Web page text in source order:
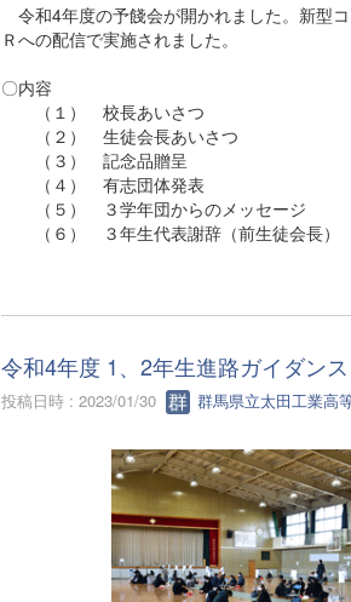
令和4年度の予餞会が開かれました。新型
Ｒへの配信で実施されました。
〇内容
（１） 校長あいさつ
（２） 生徒会長あいさつ
（３） 記念品贈呈
（４） 有志団体発表
（５） ３学年団からのメッセージ
（６） ３年生代表謝辞（前生徒会長）
令和4年度 1、2年生進路ガイダンス
投稿日時 : 2023/01/30 群馬県立太田工業高